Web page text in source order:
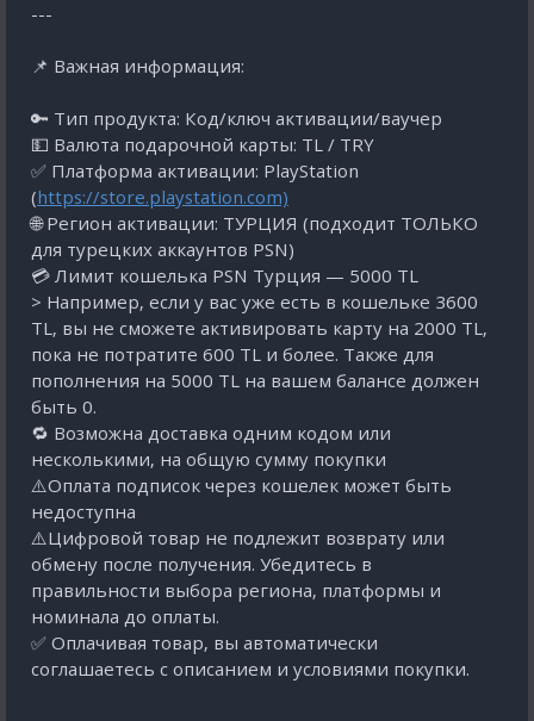
---
📌 Важная информация:
🔑 Тип продукта: Код/ключ активации/ваучер
💵 Валюта подарочной карты: TL / TRY
✅ Платформа активации: PlayStation
(https://store.playstation.com)
🌐 Регион активации: ТУРЦИЯ (подходит ТОЛЬКО
для турецких аккаунтов PSN)
💳 Лимит кошелька PSN Турция — 5000 TL
> Например, если у вас уже есть в кошельке 3600
TL, вы не сможете активировать карту на 2000 TL,
пока не потратите 600 TL и более. Также для
пополнения на 5000 TL на вашем балансе должен
быть 0.
🔁 Возможна доставка одним кодом или
несколькими, на общую сумму покупки
⚠️Оплата подписок через кошелек может быть
недоступна
⚠️Цифровой товар не подлежит возврату или
обмену после получения. Убедитесь в
правильности выбора региона, платформы и
номинала до оплаты.
✅ Оплачивая товар, вы автоматически
соглашаетесь с описанием и условиями покупки.